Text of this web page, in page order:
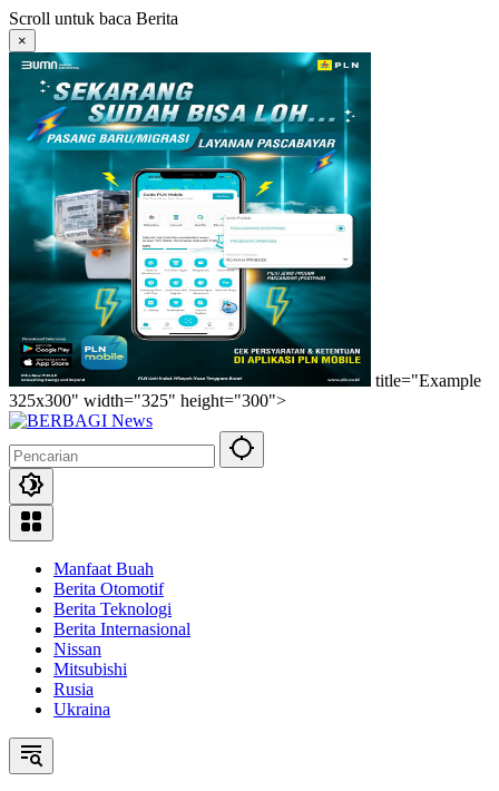
Langsung
ke
konten
Scroll untuk baca Berita
×
title="Example
325x300" width="325" height="300">
Manfaat Buah
Berita Otomotif
Berita Teknologi
Berita Internasional
Nissan
Mitsubishi
Rusia
Ukraina